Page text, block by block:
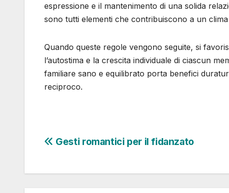
espressione e il mantenimento di una solida
sono tutti elementi che contribuiscono a un
Quando queste regole vengono seguite, si
l’autostima e la crescita individuale di ciascun
familiare sano e equilibrato porta benefici
reciproco.
Navigazione
Gesti romantici per il fidanzato